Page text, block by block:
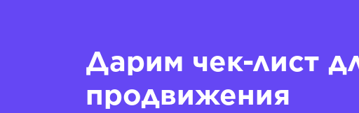
Дарим чек-лист
продвижения